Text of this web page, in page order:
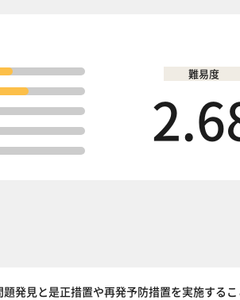
難易度
発見と是正措置や再発予防措置を実施するこ